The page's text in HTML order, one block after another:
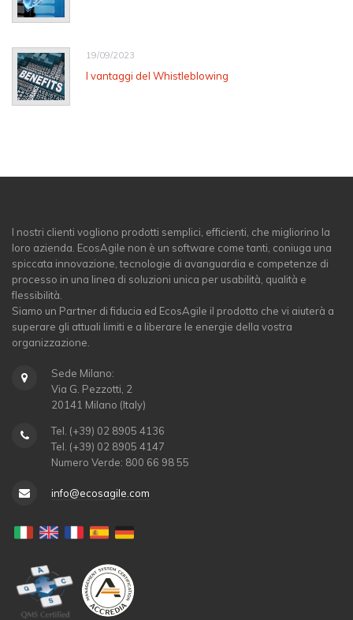
19/09/2023
I vantaggi del Whistleblowing
I nostri clienti vogliono prodotti semplici, efficienti, che migliorino la
loro azienda. EcosAgile non è un software come tanti, coniuga una
spiccata innovazione, tecnologie di avanguardia e competenze di
processo in una linea di soluzioni unica per usabilità, qualità e
flessibilità.
Siamo un Partner di fiducia ed EcosAgile il prodotto che vi aiuterà a
superare gli attuali limiti e a liberare le energie della vostra
organizzazione.
Sede Milano:
Via G. Pezzotti, 2
20141 Milano (Italy)
Tel. (+39) 02 8905 4136
Tel. (+39) 02 8905 4147
Numero Verde: 800 66 98 55
info@ecosagile.com